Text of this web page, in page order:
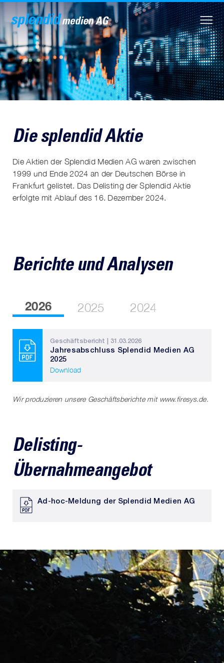
Die splendid Aktie
Die Aktien der Splendid Medien AG waren zwischen
1999 und Ende 2024 an der Deutschen Börse in
Frankfurt gelistet. Das Delisting der Splendid Aktie
erfolgte mit Ablauf des 16. Dezember 2024.
Berichte und Analysen
2026 2025 2024
Geschäftsbericht | 31.03.2026
Jahresabschluss Splendid Medien AG
2025
Download
Wir produzieren unsere Geschäftsberichte mit www.firesys.de.
Delisting-
Übernahmeangebot
Ad-hoc-Meldung der Splendid Medien AG